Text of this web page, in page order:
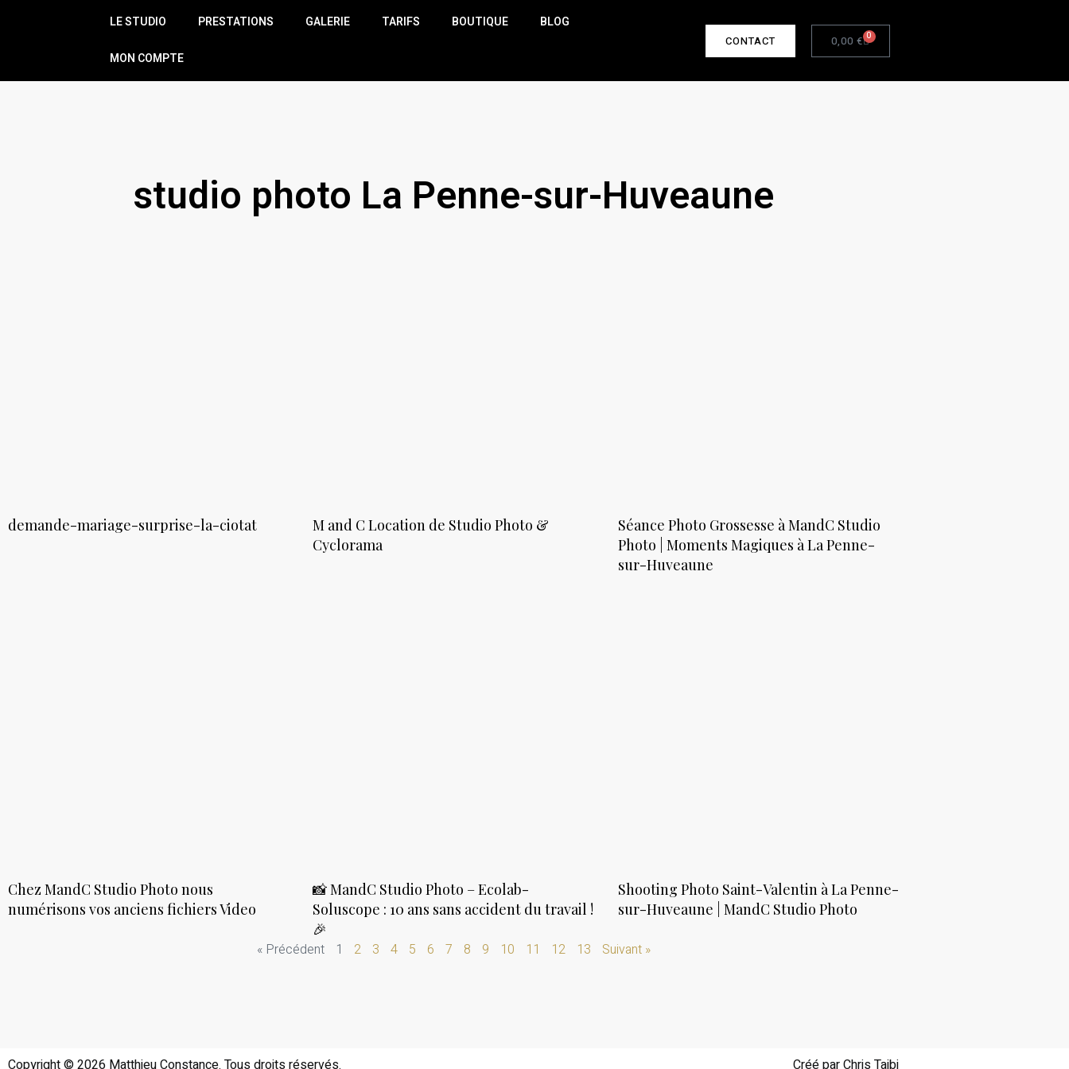
LE STUDIO PRESTATIONS GALERIE TARIFS BOUTIQUE BLOG
MON COMPTE
CONTACT 0,00 € 0
studio photo La Penne-sur-Huveaune
demande-mariage-surprise-la-ciotat
M and C Location de Studio Photo &
Cyclorama
Séance Photo Grossesse à MandC Studio
Photo | Moments Magiques à La Penne-
sur-Huveaune
Chez MandC Studio Photo nous
numérisons vos anciens fichiers Video
📸 MandC Studio Photo – Ecolab-
Soluscope : 10 ans sans accident du travail !
🎉
Shooting Photo Saint-Valentin à La Penne-
sur-Huveaune | MandC Studio Photo
« Précédent 1 2 3 4 5 6 7 8 9 10 11 12 13 Suivant »
Copyright © 2026 Matthieu Constance. Tous droits réservés. Créé par Chris Taibi